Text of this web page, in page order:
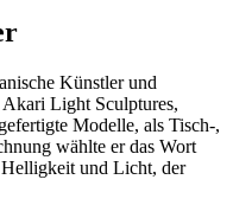
Künstler und
Light Sculptures,
Modelle, als Tisch-,
wählte er das Wort
Helligkeit und Licht, der